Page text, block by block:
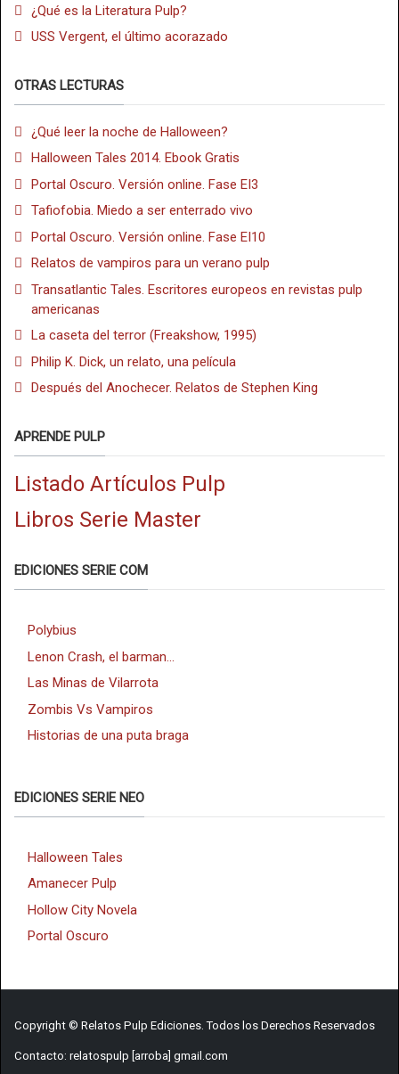
¿Qué es la Literatura Pulp?
USS Vergent, el último acorazado
OTRAS LECTURAS
¿Qué leer la noche de Halloween?
Halloween Tales 2014. Ebook Gratis
Portal Oscuro. Versión online. Fase EI3
Tafiofobia. Miedo a ser enterrado vivo
Portal Oscuro. Versión online. Fase EI10
Relatos de vampiros para un verano pulp
Transatlantic Tales. Escritores europeos en revistas pulp
americanas
La caseta del terror (Freakshow, 1995)
Philip K. Dick, un relato, una película
Después del Anochecer. Relatos de Stephen King
APRENDE PULP
Listado Artículos Pulp
Libros Serie Master
EDICIONES SERIE COM
Polybius
Lenon Crash, el barman...
Las Minas de Vilarrota
Zombis Vs Vampiros
Historias de una puta braga
EDICIONES SERIE NEO
Halloween Tales
Amanecer Pulp
Hollow City Novela
Portal Oscuro
Copyright © Relatos Pulp Ediciones. Todos los Derechos Reservados
Contacto: relatospulp [arroba] gmail.com